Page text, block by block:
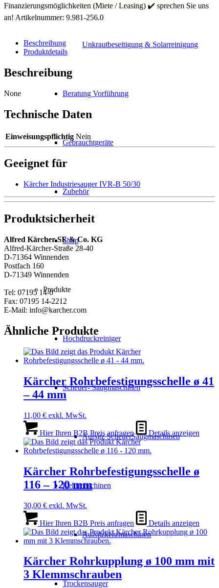
Unkrautbeseitigung & Solarreinigung
Beratung Vorführung
Gebrauchtgeräte
Zubehör
Shop
Produkte
Hochdruckreiniger
Scheuer- Saugmaschinen
Aufsitz ScheuerSaugmaschinen
Kehrmaschinen
Aufsitzkehrmaschinen
Trockensauger
Finanzierungsmöglichkeiten (Miete / Leasing) ✔️ sprechen Sie uns
an! Artikelnummer: 9.981-256.0
Beschreibung
Produktdetails
Beschreibung
None
Technische Daten
Einweisungspflichtig Nein
Geeignet für
Kärcher Industriesauger IVR-B 50/30
Produktsicherheit
Alfred Kärcher SE & Co. KG
Alfred-Kärcher-Straße 28-40
D-71364 Winnenden
Postfach 160
D-71349 Winnenden
Tel: 07195 14-0
Fax: 07195 14-2212
E-Mail: info@karcher.com
Ähnliche Produkte
Kärcher Rohrbefestigungsschelle ø 41
– 44 mm
11,00 € exkl. MwSt.
Hier Ihren B2B Preis anfragen Details anzeigen
Kärcher Rohrbefestigungsschelle ø
116 – 120 mm
30,00 € exkl. MwSt.
Hier Ihren B2B Preis anfragen Details anzeigen
Kärcher Rohrkupplung ø 100 mm mit
3 Klemmschrauben